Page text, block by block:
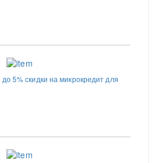
5% скидки на микрокредит для